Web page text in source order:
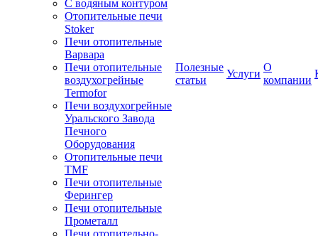
C водяным контуром
Отопительные печи
Stoker
Печи отопительные
Варвара
Печи отопительные
воздухогрейные
Termofor
Печи воздухогрейные
Уральского Завода
Печного
Оборудования
Отопительные печи
TMF
Печи отопительные
Ферингер
Печи отопительные
Прометалл
Печи отопительно-
Полезные
статьи
Услуги
О
компании